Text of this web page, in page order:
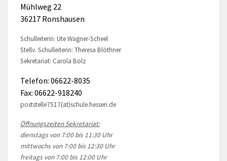
Mühlweg 22
36217 Ronshausen
Schulleiterin: Ute Wagner-Scheel
Stellv. Schulleiterin: Theresa Blöthner
Sekretariat: Carola Bolz
Telefon: 06622-8035
Fax: 06622-918240
poststelle7517(at)schule.hessen.de
Öffnungszeiten Sekretariat:
dienstags von 7:00 bis 11:30 Uhr
mittwochs von 7:00 bis 12:30 Uhr
freitags von 7:00 bis 12:00 Uhr